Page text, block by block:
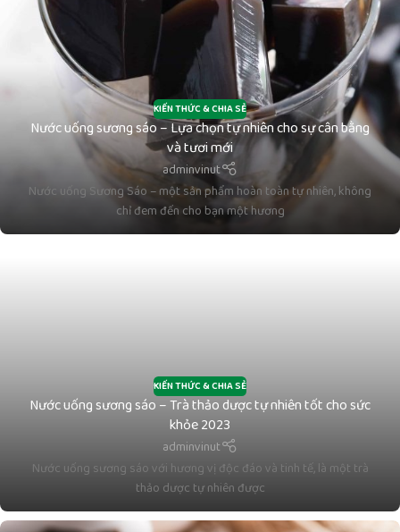
KIẾN THỨC & CHIA SẺ
Nước uống sương sáo – Lựa chọn tự nhiên cho sự cân bằng
và tươi mới
adminvinut
Nước uống Sương Sáo – một sản phẩm hoàn toàn tự nhiên, không
chỉ đem đến cho bạn một hương
KIẾN THỨC & CHIA SẺ
Nước uống sương sáo – Trà thảo dược tự nhiên tốt cho sức
khỏe 2023
adminvinut
Nước uống sương sáo với hương vị độc đáo và tinh tế, là một trà
thảo dược tự nhiên được